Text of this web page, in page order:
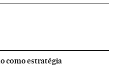
como estratégia